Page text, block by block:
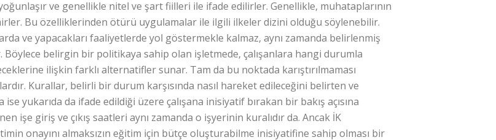
ve genellikle nitel ve şart fiilleri ile ifade edilirler. Genellikle, muhataplarının
Bu özelliklerinden ötürü uygulamalar ile ilgili ilkeler dizini olduğu söylenebilir.
ve yapacakları faaliyetlerde yol göstermekle kalmaz, aynı zamanda belirlenmiş
belirgin bir politikaya sahip olan işletmede, çalışanlara hangi durumla
ilişkin farklı alternatifler sunar. Tam da bu noktada karıştırılmaması
Kurallar, belirli bir durum karşısında nasıl hareket edileceğini belirten ve
yukarıda da ifade edildiği üzere çalışana inisiyatif bırakan bir bakış açısına
giriş ve çıkış saatleri aynı zamanda o işyerinin kuralıdır da. Ancak İK
onayını almaksızın eğitim için bütçe oluşturabilme inisiyatifine sahip olması bir